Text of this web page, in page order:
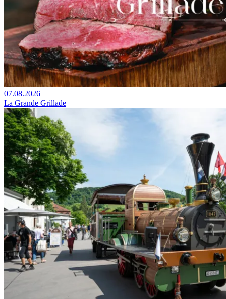
07.08.2026
La Grande Grillade